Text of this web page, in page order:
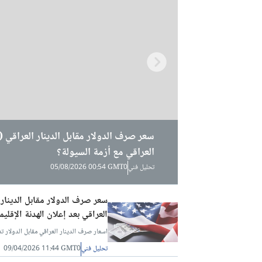
العراقي مع أزمة السيولة؟
تحليل فني05/08/2026 00:54 GMT0
العراقي بعد تغيرات السوق؟
تحليل فني29/07/2026 02:25 GMT0
العراقي مع ترقب قرار الفائدة؟
تحليل فني27/07/2026 00:44 GMT0
العراقي بعد إعلان الهدنة
اسعار صرف الدينار العراقي مقابل الدولار
تحليل فني09/04/2026 11:44 GMT0